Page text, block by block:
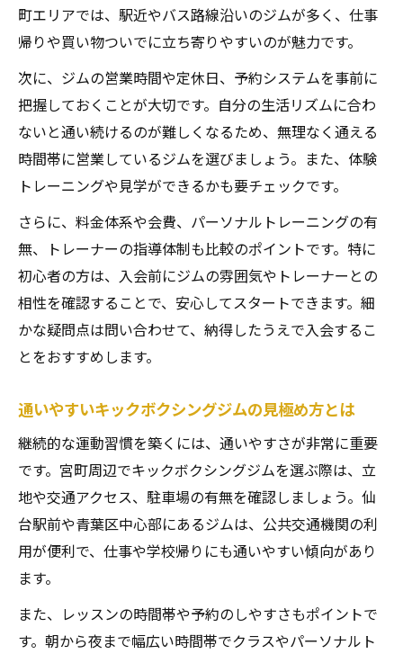
町エリアでは、駅近やバス路線沿いのジムが多く、仕事
帰りや買い物ついでに立ち寄りやすいのが魅力です。
次に、ジムの営業時間や定休日、予約システムを事前に
把握しておくことが大切です。自分の生活リズムに合わ
ないと通い続けるのが難しくなるため、無理なく通える
時間帯に営業しているジムを選びましょう。また、体験
トレーニングや見学ができるかも要チェックです。
さらに、料金体系や会費、パーソナルトレーニングの有
無、トレーナーの指導体制も比較のポイントです。特に
初心者の方は、入会前にジムの雰囲気やトレーナーとの
相性を確認することで、安心してスタートできます。細
かな疑問点は問い合わせて、納得したうえで入会するこ
とをおすすめします。
通いやすいキックボクシングジムの見極め方とは
継続的な運動習慣を築くには、通いやすさが非常に重要
です。宮町周辺でキックボクシングジムを選ぶ際は、立
地や交通アクセス、駐車場の有無を確認しましょう。仙
台駅前や青葉区中心部にあるジムは、公共交通機関の利
用が便利で、仕事や学校帰りにも通いやすい傾向があり
ます。
また、レッスンの時間帯や予約のしやすさもポイントで
す。朝から夜まで幅広い時間帯でクラスやパーソナルト